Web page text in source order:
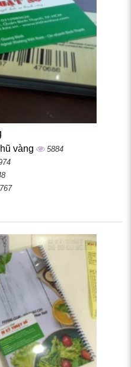
vàng 5884